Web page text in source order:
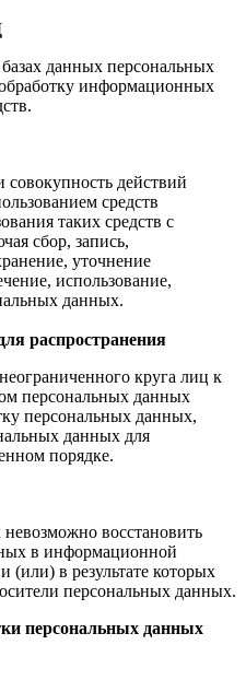
данных персональных
информационных
действий
средств
таких средств с
сбор, запись,
уточнение
использование,
данных.
распространения
круга лиц к
персональных данных
персональных данных,
данных для
порядке.
невозможно восстановить
в информационной
(или) в результате которых
персональных данных.
персональных данных